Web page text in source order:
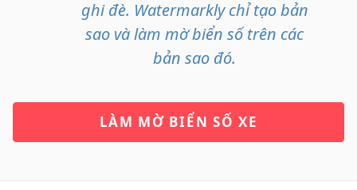
ghi đè. Watermarkly chỉ tạo bản
sao và làm mờ biển số trên các
bản sao đó.
LÀM MỜ BIỂN SỐ XE